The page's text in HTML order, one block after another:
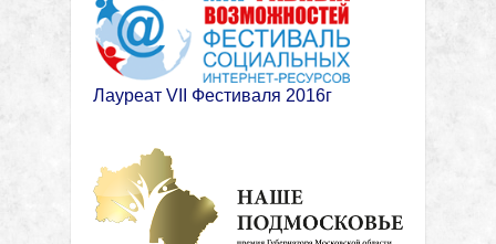
Лауреат VII Фестиваля 2016г